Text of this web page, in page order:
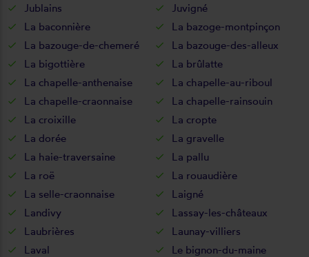
Jublains
Juvigné
La baconnière
La bazoge-montpinçon
La bazouge-de-chemeré
La bazouge-des-alleux
La bigottière
La brûlatte
La chapelle-anthenaise
La chapelle-au-riboul
La chapelle-craonnaise
La chapelle-rainsouin
La croixille
La cropte
La dorée
La gravelle
La haie-traversaine
La pallu
La roë
La rouaudière
La selle-craonnaise
Laigné
Landivy
Lassay-les-châteaux
Laubrières
Launay-villiers
Laval
Le bignon-du-maine